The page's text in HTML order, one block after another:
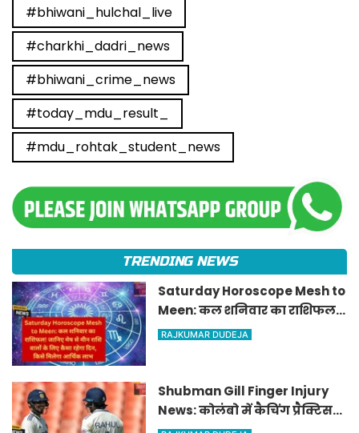
#bhiwani_hulchal_live
#charkhi_dadri_news
#bhiwani_crime_news
#today_mdu_result_
#mdu_rohtak_student_news
TRENDING NEWS
Saturday Horoscope Mesh to
Meen: कल शनिवार का राशिफल!
जानिए मेष से मीन राशि वालों के
RAJKUMAR DUDEJA
Shubman Gill Finger Injury
News: कोलंबो में कैचिंग प्रैक्टिस
के दौरान घायल हुए शुभमन गिल,